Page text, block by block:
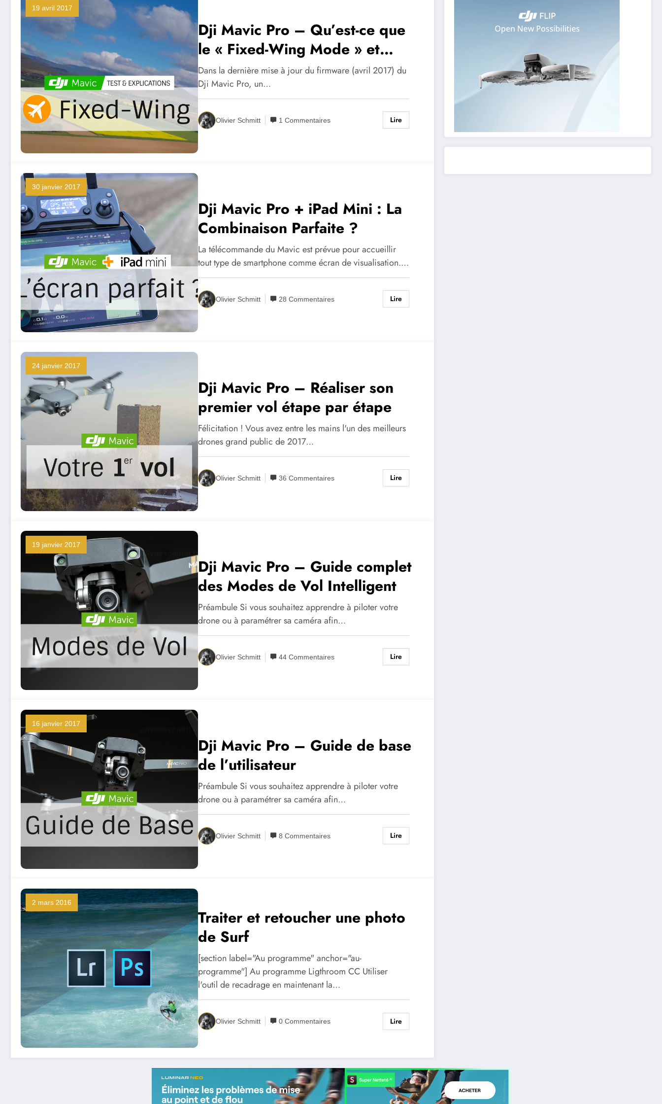
19 avril 2017
Dji Mavic Pro – Qu’est-ce que
le « Fixed-Wing Mode » et
comment l’utiliser ?
Dans la dernière mise à jour du firmware (avril 2017) du
Dji Mavic Pro, un…
Olivier Schmitt 1 Commentaires Lire
30 janvier 2017
Dji Mavic Pro + iPad Mini : La
Combinaison Parfaite ?
La télécommande du Mavic est prévue pour accueillir
tout type de smartphone comme écran de visualisation.…
Olivier Schmitt 28 Commentaires Lire
24 janvier 2017
Dji Mavic Pro – Réaliser son
premier vol étape par étape
Félicitation ! Vous avez entre les mains l'un des meilleurs
drones grand public de 2017…
Olivier Schmitt 36 Commentaires Lire
19 janvier 2017
Dji Mavic Pro – Guide complet
des Modes de Vol Intelligent
Préambule Si vous souhaitez apprendre à piloter votre
drone ou à paramétrer sa caméra afin…
Olivier Schmitt 44 Commentaires Lire
16 janvier 2017
Dji Mavic Pro – Guide de base
de l’utilisateur
Préambule Si vous souhaitez apprendre à piloter votre
drone ou à paramétrer sa caméra afin…
Olivier Schmitt 8 Commentaires Lire
2 mars 2016
Traiter et retoucher une photo
de Surf
[section label="Au programme" anchor="au-
programme"] Au programme Ligthroom CC Utiliser
l'outil de recadrage en maintenant la…
Olivier Schmitt 0 Commentaires Lire